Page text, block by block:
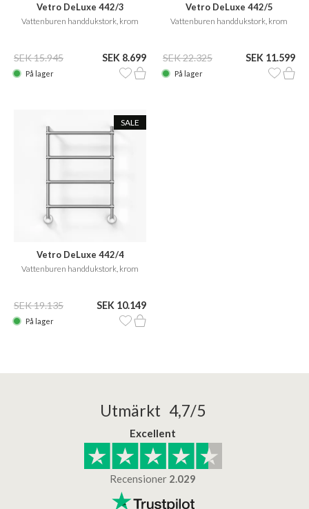
Vetro DeLuxe 442/3
Vattenburen handdukstork, krom
SEK 15.945 SEK 8.699
På lager
Vetro DeLuxe 442/5
Vattenburen handdukstork, krom
SEK 22.325 SEK 11.599
På lager
SALE
Vetro DeLuxe 442/4
Vattenburen handdukstork, krom
SEK 19.135 SEK 10.149
På lager
Utmärkt 4,7/5
Excellent
Recensioner 2.029